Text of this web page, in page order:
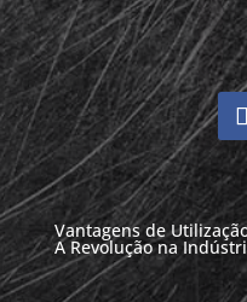
Vantagens de
A Revolução na